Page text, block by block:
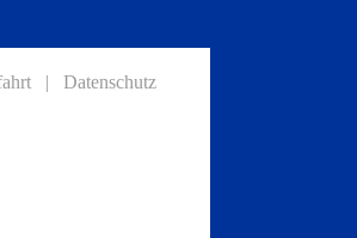
| Datenschutz